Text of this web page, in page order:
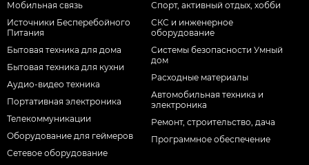
Мобильная связь
Источники Бесперебойного
Питания
Бытовая техника для дома
Бытовая техника для кухни
Аудио-видео техника
Портативная электроника
Телекоммуникации
Оборудование для геймеров
Сетевое оборудование
Спорт, активный отдых, хобби
СКС и инженерное
оборудование
Системы безопасности Умный
дом
Расходные материалы
Автомобильная техника и
электроника
Ремонт, строительство, дача
Программное обеспечение